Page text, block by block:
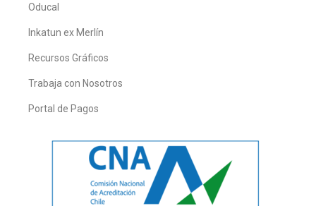
Oducal
Inkatun ex Merlín
Recursos Gráficos
Trabaja con Nosotros
Portal de Pagos